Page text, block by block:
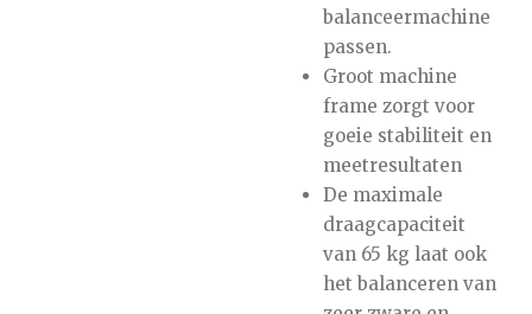
balanceermachine
passen.
Groot machine
frame zorgt voor
goeie stabiliteit en
meetresultaten
De maximale
draagcapaciteit
van 65 kg laat ook
het balanceren van